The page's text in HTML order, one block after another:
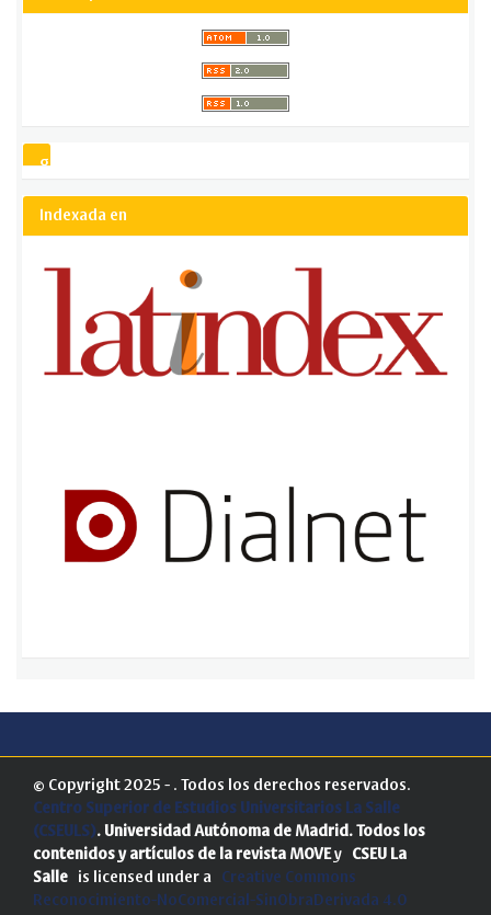
gsCitation
Indexada en
© Copyright 2025 - . Todos los derechos reservados.
Centro Superior de Estudios Universitarios La Salle
(CSEULS). Universidad Autónoma de Madrid. Todos los
contenidos y artículos de la revista MOVEy CSEU La
Salle is licensed under a Creative Commons
Reconocimiento-NoComercial-SinObraDerivada 4.0